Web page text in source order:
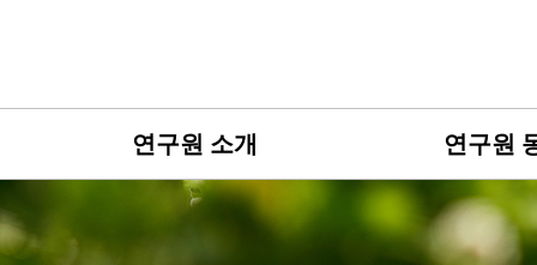
연구원 소개 연구원